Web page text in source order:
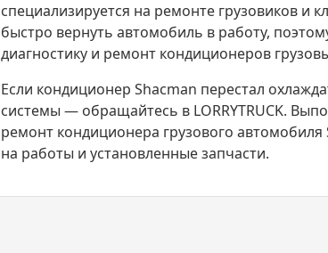
специализируется на ремонте грузовиков
быстро вернуть автомобиль в работу,
диагностику и ремонт кондиционеров
Если кондиционер Shacman перестал
системы — обращайтесь в LORRYTRUCK.
ремонт кондиционера грузового
на работы и установленные запчасти.